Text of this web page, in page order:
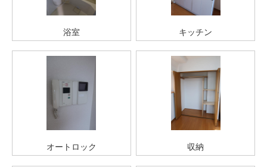
浴室 キッチン
オートロック 収納